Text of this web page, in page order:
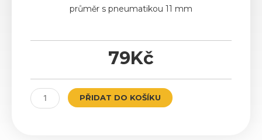
průměr s pneumatikou 11 mm
79Kč
AMG
Black
PŘIDAT DO KOŠÍKU